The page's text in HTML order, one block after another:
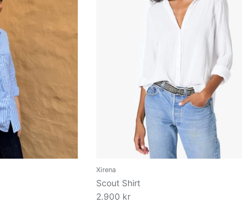
Xirena
Scout Shirt
2.900 kr